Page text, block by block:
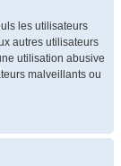
les utilisateurs
autres utilisateurs
utilisation abusive
malveillants ou